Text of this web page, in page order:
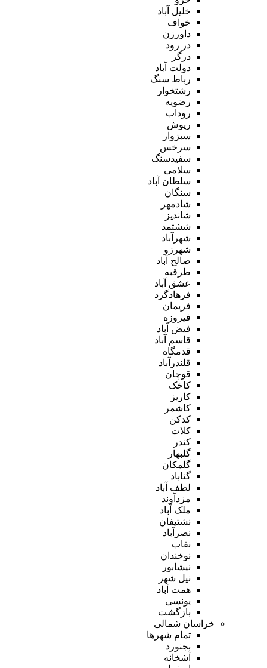
خلیل آباد
خواف
داورزن
در رود
درگز
دولت آباد
رباط سنگ
رشتخوار
رضویه
روداب
ریوش
سبزوار
سرخس
سفیدسنگ
سلامی
سلطان آباد
سنگان
شادمهر
شاندیز
ششتمد
شهرآباد
شهرزو
صالح آباد
طرقبه
عشق آباد
فرهادگرد
فریمان
فیروزه
فیض آباد
قاسم آباد
قدمگاه
قلندرآباد
قوچان
کاخک
کاریز
کاشمر
کدکن
کلات
کندر
گلبهار
گلمکان
گناباد
لطف آباد
مزدآوند
ملک آباد
نشتیفان
نصرآباد
نقاب
نوخندان
نیشابور
نیل شهر
همت آباد
یونسی
بازگشت
خراسان شمالی
تمام شهر‌ها
بجنورد
آشخانه